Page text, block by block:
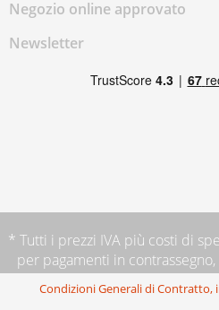
Negozio online approvato
Newsletter
* Tutti i prezzi IVA più costi di
per pagamenti in
Condizioni Generali di Contratto,